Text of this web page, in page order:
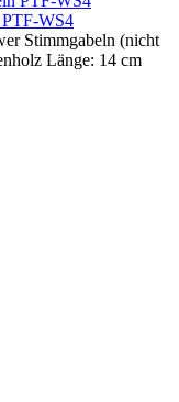
WS4
Stimmgabeln (nicht
Länge: 14 cm